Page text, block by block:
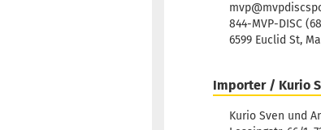
844-MVP-DISC
6599 Euclid St,
Importer / Kurio
Kurio Sven und